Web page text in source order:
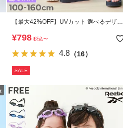
【最大42%OFF】UVカット 選べるデザイ
¥798 税込〜
4.8（16）
SALE